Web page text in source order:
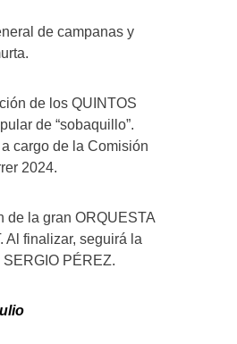
de campanas y
de los QUINTOS
de “sobaquillo”.
cargo de la Comisión
2024.
de la gran ORQUESTA
Al finalizar, seguirá la
PÉREZ.